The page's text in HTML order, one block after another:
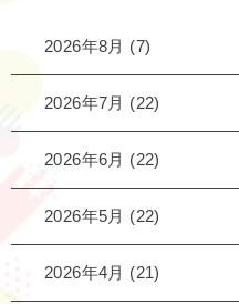
2026年8月 (7)
2026年7月 (22)
2026年6月 (22)
2026年5月 (22)
2026年4月 (21)